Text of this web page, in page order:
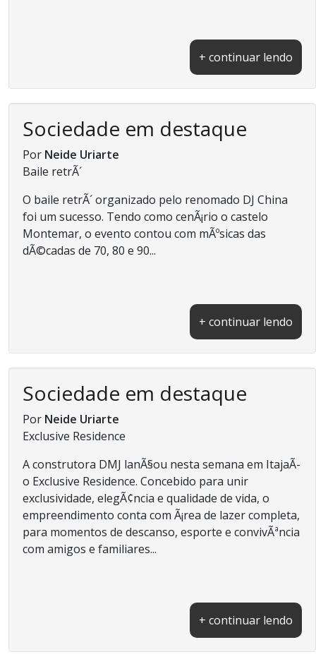
+ continuar lendo
Sociedade em destaque
Por Neide Uriarte
Baile retrÃ´
O baile retrÃ´ organizado pelo renomado DJ China
foi um sucesso. Tendo como cenÃ¡rio o castelo
Montemar, o evento contou com mÃºsicas das
dÃ©cadas de 70, 80 e 90...
+ continuar lendo
Sociedade em destaque
Por Neide Uriarte
Exclusive Residence
A construtora DMJ lanÃ§ou nesta semana em ItajaÃ­
o Exclusive Residence. Concebido para unir
exclusividade, elegÃ¢ncia e qualidade de vida, o
empreendimento conta com Ã¡rea de lazer completa,
para momentos de descanso, esporte e convivÃªncia
com amigos e familiares...
+ continuar lendo